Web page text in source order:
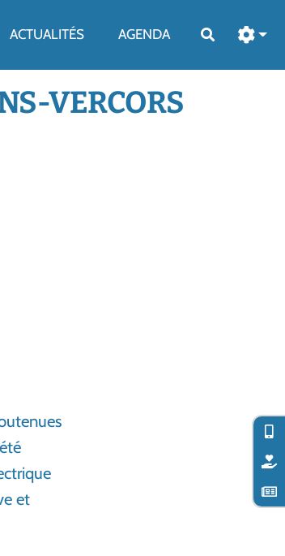
ACTUALITÉS AGENDA Rechercher
VERCORS
et